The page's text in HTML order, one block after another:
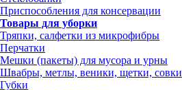
Приспособления для консервации
Товары для уборки
Тряпки, салфетки из микрофибры
Перчатки
Мешки (пакеты) для мусора и урны
Швабры, метлы, веники, щетки, совки
Губки